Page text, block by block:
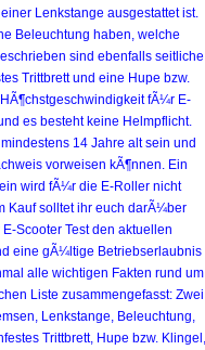
Lenkstange ausgestattet ist.
Beleuchtung haben, welche
sind ebenfalls seitliche
Trittbrett und eine Hupe bzw.
fÃ¼r E-
es besteht keine Helmpflicht.
14 Jahre alt sein und
vorweisen kÃ¶nnen. Ein
wird fÃ¼r die E-Roller nicht
Kauf solltet ihr euch darÃ¼ber
Scooter Test den aktuellen
eine gÃ¼ltige Betriebserlaubnis
alle wichtigen Fakten rund um
Liste zusammengefasst: Zwei
Lenkstange, Beleuchtung,
Trittbrett, Hupe bzw. Klingel,